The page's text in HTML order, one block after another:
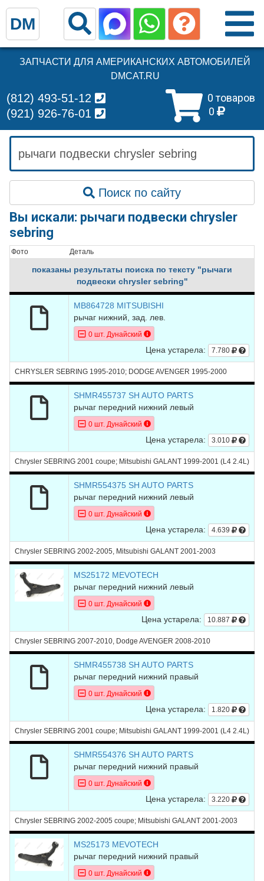
ЗАПЧАСТИ ДЛЯ АМЕРИКАНСКИХ АВТОМОБИЛЕЙ
DMCAT.RU
0 товаров
0
(812) 493-51-12
(921) 926-76-01
Поиск по сайту
Вы искали: рычаги подвески chrysler
sebring
Фото Деталь
показаны результаты поиска по тексту "рычаги
подвески chrysler sebring"
MB864728 MITSUBISHI
рычаг нижний, зад. лев.
0 шт. Дунайский
Цена устарела: 7.780
CHRYSLER SEBRING 1995-2010; DODGE AVENGER 1995-2000
SHMR455737 SH AUTO PARTS
рычаг передний нижний левый
0 шт. Дунайский
Цена устарела: 3.010
Chrysler SEBRING 2001 coupe; Mitsubishi GALANT 1999-2001 (L4 2.4L)
SHMR554375 SH AUTO PARTS
рычаг передний нижний левый
0 шт. Дунайский
Цена устарела: 4.639
Chrysler SEBRING 2002-2005, Mitsubishi GALANT 2001-2003
MS25172 MEVOTECH
рычаг передний нижний левый
0 шт. Дунайский
Цена устарела: 10.887
Chrysler SEBRING 2007-2010, Dodge AVENGER 2008-2010
SHMR455738 SH AUTO PARTS
рычаг передний нижний правый
0 шт. Дунайский
Цена устарела: 1.820
Chrysler SEBRING 2001 coupe; Mitsubishi GALANT 1999-2001 (L4 2.4L)
SHMR554376 SH AUTO PARTS
рычаг передний нижний правый
0 шт. Дунайский
Цена устарела: 3.220
Chrysler SEBRING 2002-2005 coupe; Mitsubishi GALANT 2001-2003
MS25173 MEVOTECH
рычаг передний нижний правый
0 шт. Дунайский
DM